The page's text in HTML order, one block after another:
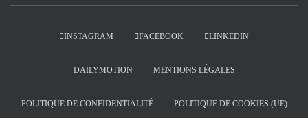
INSTAGRAM FACEBOOK LINKEDIN
DAILYMOTION MENTIONS LÉGALES
POLITIQUE DE CONFIDENTIALITÉ POLITIQUE DE COOKIES (UE)